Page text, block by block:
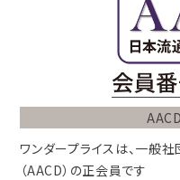
ワンダープライスは、 一般社
（AACD） の正会員です